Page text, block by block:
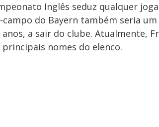
Inglês seduz qualquer
campo do Bayern também seria
a sair do clube. Atualmente,
principais nomes do elenco.